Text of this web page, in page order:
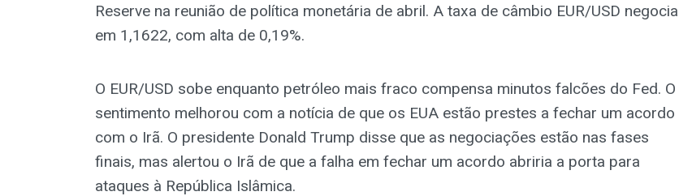
Reserve na reunião de política monetária de abril. A taxa de câmbio EUR/USD negocia
em 1,1622, com alta de 0,19%.
O EUR/USD sobe enquanto petróleo mais fraco compensa minutos falcões do Fed. O
sentimento melhorou com a notícia de que os EUA estão prestes a fechar um acordo
com o Irã. O presidente Donald Trump disse que as negociações estão nas fases
finais, mas alertou o Irã de que a falha em fechar um acordo abriria a porta para
ataques à República Islâmica.